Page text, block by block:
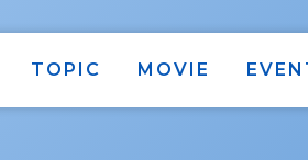
TOPIC MOVIE